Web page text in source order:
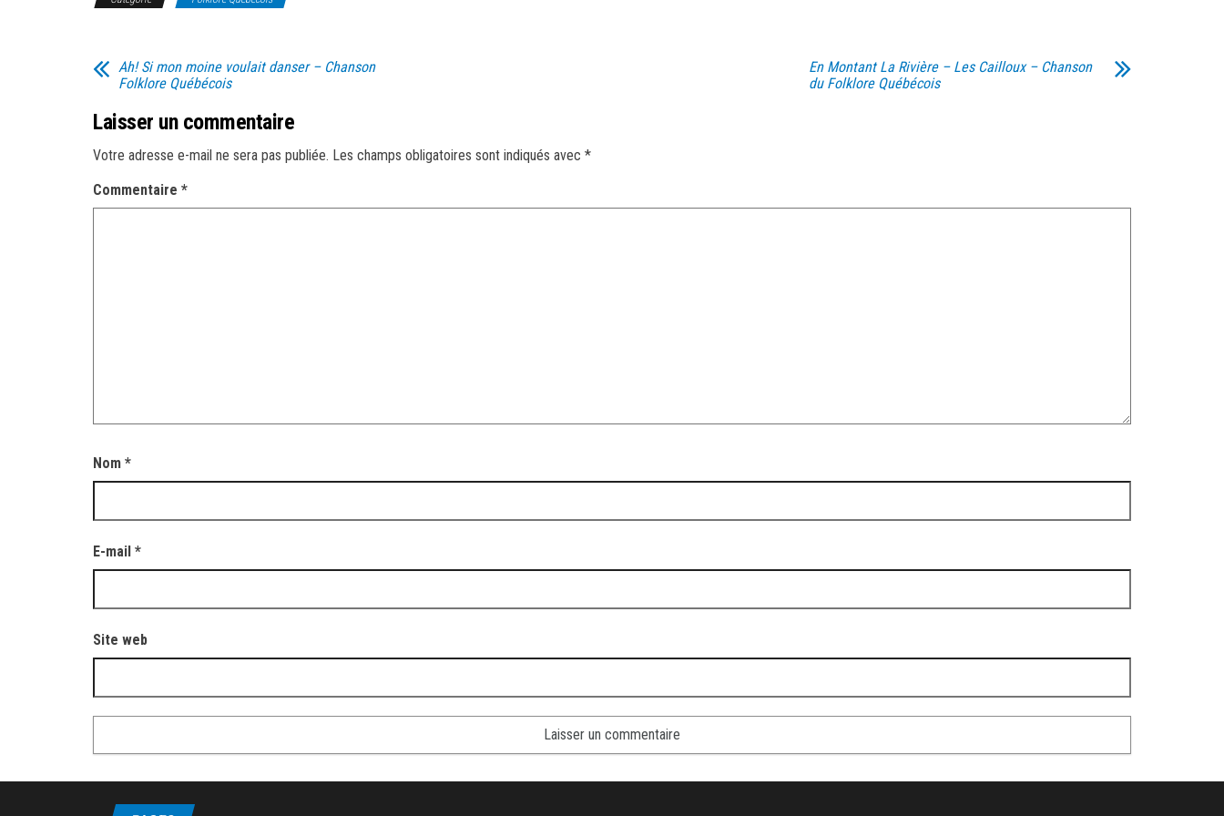
Ah! Si mon moine voulait danser – Chanson
Folklore Québécois
En Montant La Rivière – Les Cailloux – Chanson
du Folklore Québécois
Laisser un commentaire
Votre adresse e-mail ne sera pas publiée. Les champs obligatoires sont indiqués avec *
Commentaire *
Nom *
E-mail *
Site web